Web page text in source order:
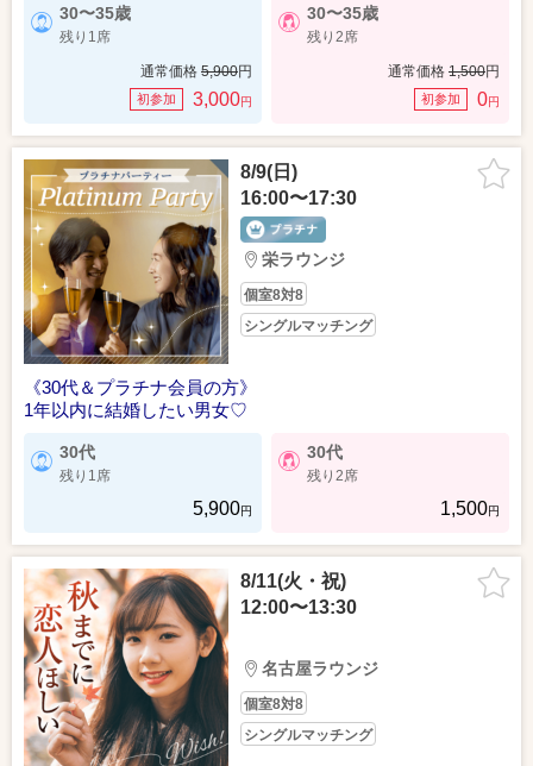
30〜35歳
残り1席
通常価格 5,900円
初参加 3,000円
30〜35歳
残り2席
通常価格 1,500円
初参加 0円
8/9(日)
16:00〜17:30
栄ラウンジ
個室8対8
シングルマッチング
《30代＆プラチナ会員の方》
1年以内に結婚したい男女♡
30代
残り1席
5,900円
30代
残り2席
1,500円
8/11(火・祝)
12:00〜13:30
名古屋ラウンジ
個室8対8
シングルマッチング